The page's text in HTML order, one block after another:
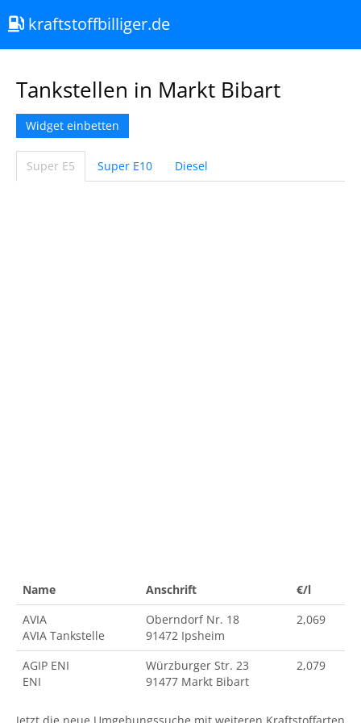
kraftstoffbilliger.de
Tankstellen in Markt Bibart
Widget einbetten
Super E5 Super E10 Diesel
Name Anschrift
€/l
AVIA
AVIA Tankstelle
Oberndorf Nr. 18
91472 Ipsheim
2,069
AGIP ENI
ENI
Würzburger Str. 23
91477 Markt Bibart
2,079